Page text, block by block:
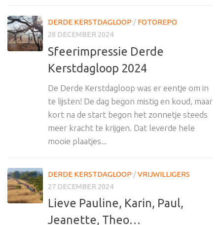
DERDE KERSTDAGLOOP / FOTOREPO
28 DECEMBER 2024
Sfeerimpressie Derde
Kerstdagloop 2024
De Derde Kerstdagloop was er eentje om in
te lijsten! De dag begon mistig en koud, maar
kort na de start begon het zonnetje steeds
meer kracht te krijgen. Dat leverde hele
mooie plaatjes...
DERDE KERSTDAGLOOP /VRIJWILLIGERS
27 DECEMBER 2024
Lieve Pauline, Karin, Paul,
Jeanette, Theo…